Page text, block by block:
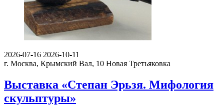
2026-07-16 2026-10-11
г. Москва, Крымский Вал, 10 Новая Третьяковка
Выставка «Степан Эрьзя. Мифология
скульптуры»